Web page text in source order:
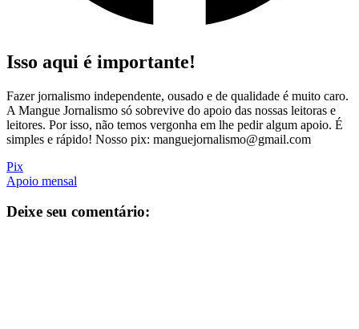
Isso aqui é importante!
Fazer jornalismo independente, ousado e de qualidade é muito caro.
A Mangue Jornalismo só sobrevive do apoio das nossas leitoras e
leitores. Por isso, não temos vergonha em lhe pedir algum apoio. É
simples e rápido! Nosso pix: manguejornalismo@gmail.com
Pix
Apoio mensal
Deixe seu comentário: